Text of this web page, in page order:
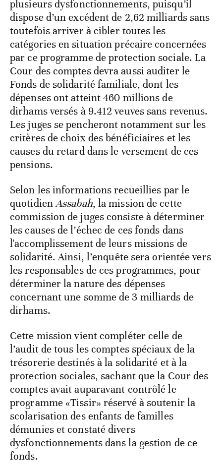
plusieurs dysfonctionnements, puisqu’il
dispose d’un excédent de 2,62 milliards sans
toutefois arriver à cibler toutes les
catégories en situation précaire concernées
par ce programme de protection sociale. La
Cour des comptes devra aussi auditer le
Fonds de solidarité familiale, dont les
dépenses ont atteint 460 millions de
dirhams versés à 9.412 veuves sans revenus.
Les juges se pencheront notamment sur les
critères de choix des bénéficiaires et les
causes du retard dans le versement de ces
pensions.
Selon les informations recueillies par le
quotidienAssabah, la mission de cette
commission de juges consiste à déterminer
les causes de l’échec de ces fonds dans
l'accomplissement de leurs missions de
solidarité. Ainsi, l’enquête sera orientée vers
les responsables de ces programmes, pour
déterminer la nature des dépenses
concernant une somme de 3 milliards de
dirhams.
Cette mission vient compléter celle de
l’audit de tous les comptes spéciaux de la
trésorerie destinés à la solidarité et à la
protection sociales, sachant que la Cour des
comptes avait auparavant contrôlé le
programme «Tissir» réservé à soutenir la
scolarisation des enfants de familles
démunies et constaté divers
dysfonctionnements dans la gestion de ce
fonds.